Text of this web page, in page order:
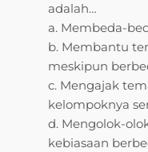
adalah…
a. Membeda-
b. Membantu
meskipun
c. Mengajak
kelompoknya
d. Mengolok-
kebiasaan